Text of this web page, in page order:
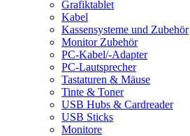
Grafiktablet
Kabel
Kassensysteme und Zubehör
Monitor Zubehör
PC-Kabel/-Adapter
PC-Lautsprecher
Tastaturen & Mäuse
Tinte & Toner
USB Hubs & Cardreader
USB Sticks
Monitore